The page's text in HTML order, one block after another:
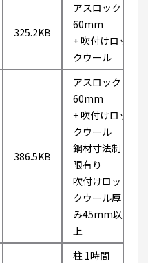
325.2KB
アスロック
60mm
+ 吹付けロッ
クウール
386.5KB
アスロック
60mm
+ 吹付けロッ
クウール
鋼材寸法制
限有り
吹付けロッ
クウール厚
み45mm以
上
柱 1時間